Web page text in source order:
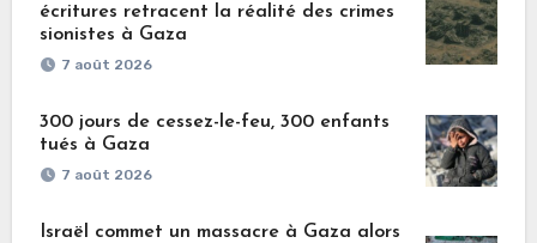
écritures retracent la réalité des crimes
sionistes à Gaza
7 août 2026
300 jours de cessez-le-feu, 300 enfants
tués à Gaza
7 août 2026
Israël commet un massacre à Gaza alors